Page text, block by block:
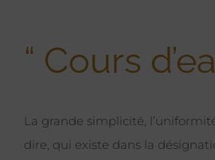
“ Cours
La grande simplicité,
dire, qui existe dans la